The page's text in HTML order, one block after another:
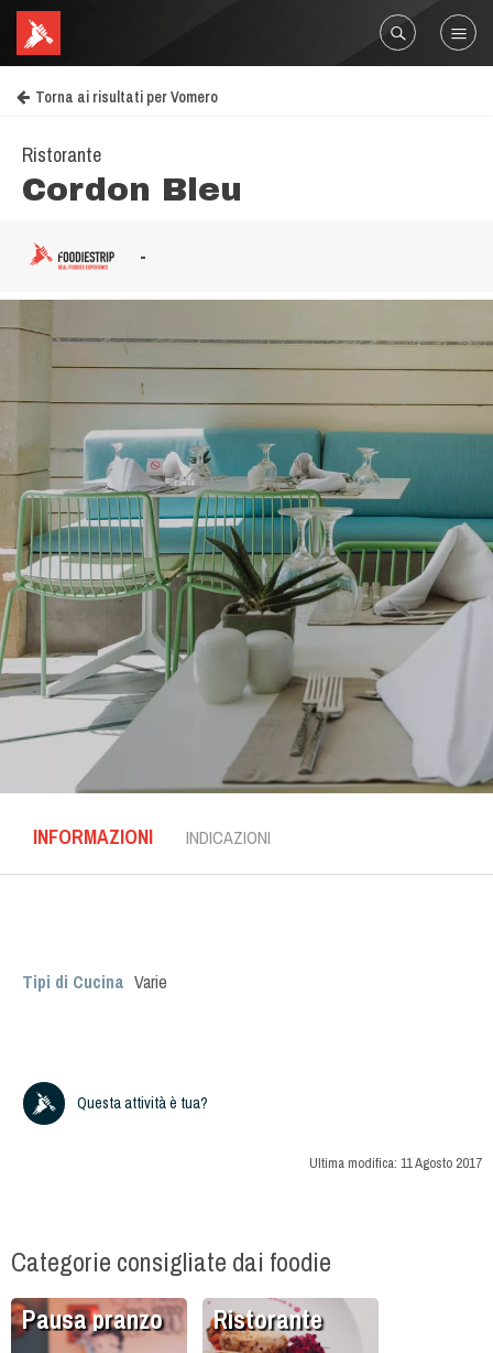
Torna ai risultati per Vomero
Ristorante
Cordon Bleu
-
INFORMAZIONI INDICAZIONI
Tipi di Cucina Varie
Questa attività è tua?
Ultima modifica: 11 Agosto 2017
Categorie consigliate dai foodie
Pausa pranzo Ristorante